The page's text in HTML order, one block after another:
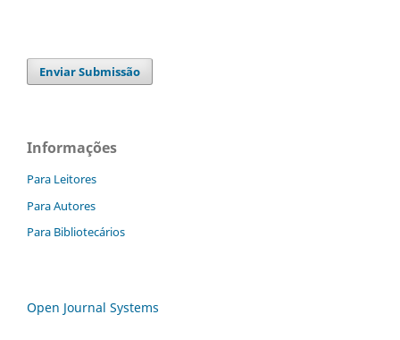
Enviar Submissão
Informações
Para Leitores
Para Autores
Para Bibliotecários
Open Journal Systems